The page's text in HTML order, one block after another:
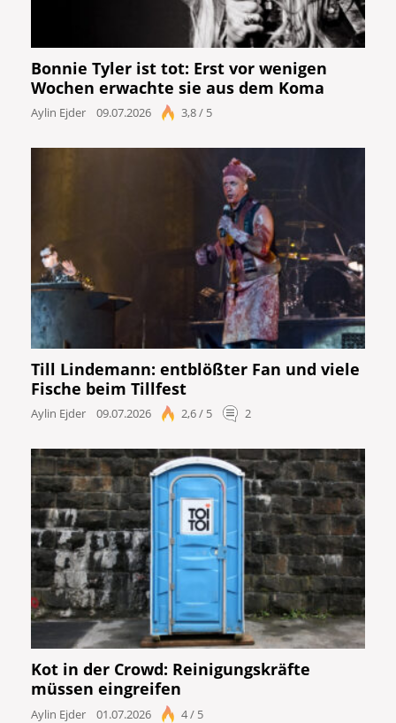
Bonnie Tyler ist tot: Erst vor wenigen
Wochen erwachte sie aus dem Koma
Aylin Ejder 09.07.2026 3,8 / 5
Till Lindemann: entblößter Fan und viele
Fische beim Tillfest
Aylin Ejder 09.07.2026 2,6 / 5 2
Kot in der Crowd: Reinigungskräfte
müssen eingreifen
Aylin Ejder 01.07.2026 4 / 5